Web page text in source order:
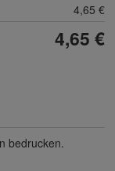
4,65 €
4,65 €
bedrucken.